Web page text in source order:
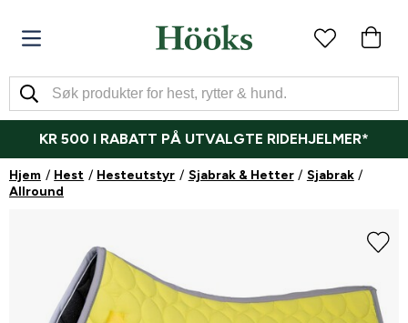
KR 500 I RABATT PÅ UTVALGTE RIDEHJELMER*
Hjem Hest Hesteutstyr Sjabrak & Hetter
Sjabrak
Allround